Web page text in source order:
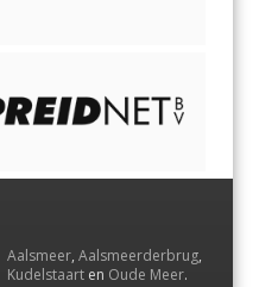
Aalsmeer, Aalsmeerderbrug,
Kudelstaart en Oude Meer.